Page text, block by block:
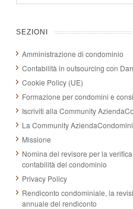
SEZIONI
Amministrazione di condominio
Contabilità in outsourcing con
Cookie Policy (UE)
Formazione per condomini e
Iscriviti alla Community
La Community
Missione
Nomina del revisore per la
contabilità del condominio
Privacy Policy
Rendiconto condominiale, la
annuale del rendiconto